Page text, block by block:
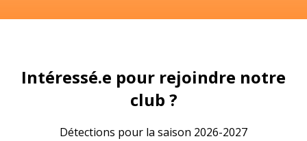
Intéressé.e pour rejoindre notre
club ?
Détections pour la saison 2026-2027